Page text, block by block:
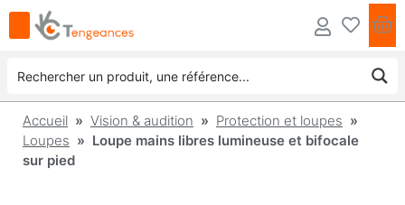
Accueil » Vision & audition » Protection et loupes »
Loupes » Loupe mains libres lumineuse et bifocale
sur pied